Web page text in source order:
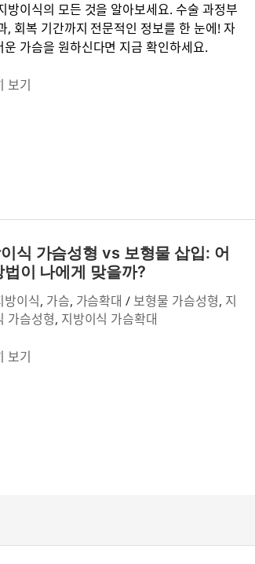
방이식의 모든 것을 알아보세요. 수술 과정부
, 회복 기간까지 전문적인 정보를 한 눈에! 자
운 가슴을 원하신다면 지금 확인하세요.
보기
식 가슴성형 vs 보형물 삽입: 어
법이 나에게 맞을까?
방이식, 가슴, 가슴확대 /보형물 가슴성형, 지
가슴성형, 지방이식 가슴확대
보기